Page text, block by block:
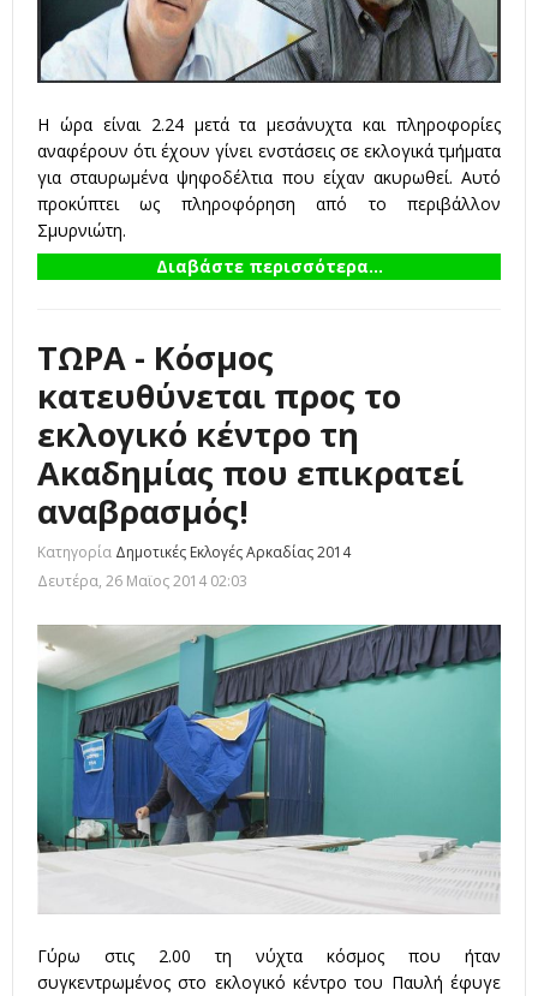
Η ώρα είναι 2.24 μετά τα μεσάνυχτα και πληροφορίες
αναφέρουν ότι έχουν γίνει ενστάσεις σε εκλογικά τμήματα
για σταυρωμένα ψηφοδέλτια που είχαν ακυρωθεί. Αυτό
προκύπτει ως πληροφόρηση από το περιβάλλον
Σμυρνιώτη.
Διαβάστε περισσότερα...
ΤΩΡΑ - Κόσμος
κατευθύνεται προς το
εκλογικό κέντρο τη
Ακαδημίας που επικρατεί
αναβρασμός!
Κατηγορία Δημοτικές Εκλογές Αρκαδίας 2014
Δευτέρα, 26 Μαϊος 2014 02:03
Γύρω στις 2.00 τη νύχτα κόσμος που ήταν
συγκεντρωμένος στο εκλογικό κέντρο του Παυλή έφυγε